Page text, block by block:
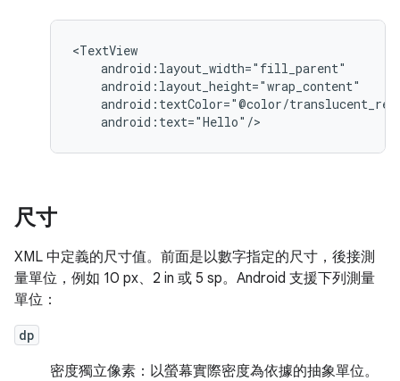
android:text="Hello"/>
尺寸
XML 中定義的尺寸值。前面是以數字指定的尺寸，後接測
量單位，例如 10 px、2 in 或 5 sp。Android 支援下列測量
單位：
dp
密度獨立像素：以螢幕實際密度為依據的抽象單位。